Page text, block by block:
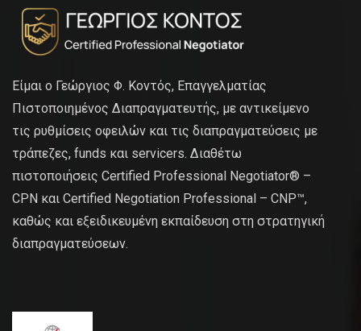
Είμαι ο Γεώργιος Φ. Κοντός, Επαγγελματίας
Πιστοποιημένος Διαπραγματευτής, με αντικείμενο
τις ρυθμίσεις οφειλών και τις διαπραγματεύσεις με
τράπεζες, funds και servicers. Διαθέτω
πιστοποιήσεις Certified Professional Negotiator® –
CPN και Certified Negotiation Professional – CNP™,
καθώς και εξειδικευμένη εκπαίδευση στη στρατηγική
διαπραγματεύσεων.